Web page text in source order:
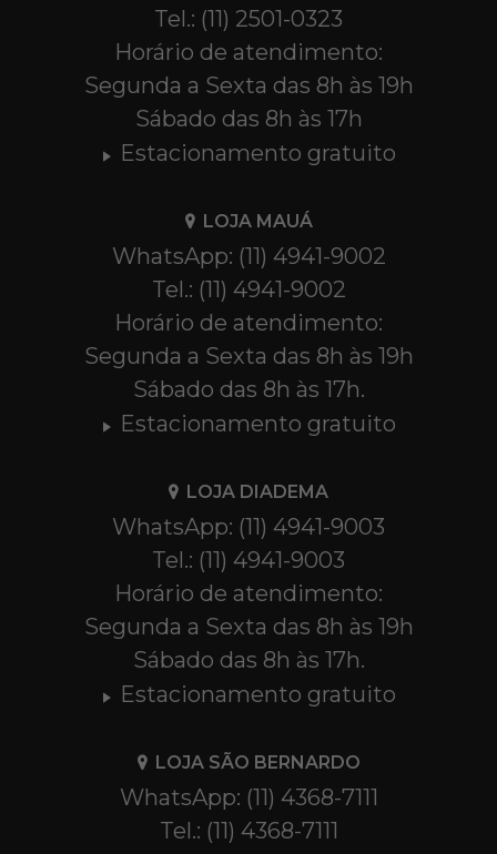
Tel.: (11) 2501-0323
Horário de atendimento:
Segunda a Sexta das 8h às 19h
Sábado das 8h às 17h
Estacionamento gratuito
LOJA MAUÁ
WhatsApp: (11) 4941-9002
Tel.: (11) 4941-9002
Horário de atendimento:
Segunda a Sexta das 8h às 19h
Sábado das 8h às 17h.
Estacionamento gratuito
LOJA DIADEMA
WhatsApp: (11) 4941-9003
Tel.: (11) 4941-9003
Horário de atendimento:
Segunda a Sexta das 8h às 19h
Sábado das 8h às 17h.
Estacionamento gratuito
LOJA SÃO BERNARDO
WhatsApp: (11) 4368-7111
Tel.: (11) 4368-7111